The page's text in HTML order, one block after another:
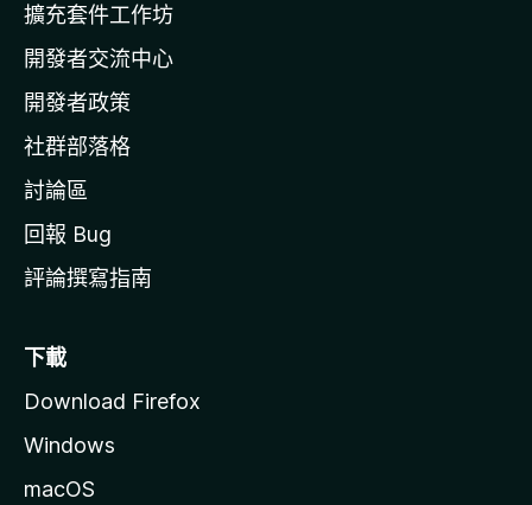
a
官
網
擴充套件工作坊
開發者交流中心
開發者政策
社群部落格
討論區
回報 Bug
評論撰寫指南
下載
Download Firefox
Windows
macOS